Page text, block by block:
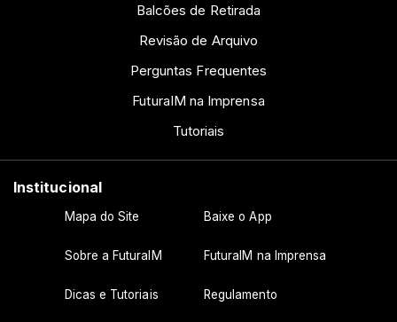
Balcões de Retirada
Revisão de Arquivo
Perguntas Frequentes
FuturaIM na Imprensa
Tutoriais
Institucional
Mapa do Site Baixe o App
Sobre a FuturaIM FuturaIM na Imprensa
Dicas e Tutoriais Regulamento